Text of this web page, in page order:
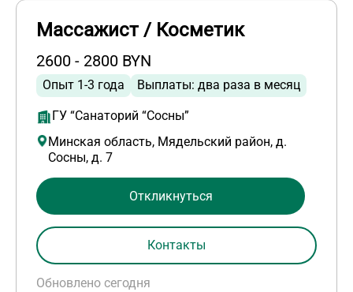
Массажист / Косметик
2600 - 2800 BYN
Опыт 1-3 года Выплаты: два раза в месяц
ГУ “Санаторий “Сосны”
Минская область, Мядельский район, д.
Сосны, д. 7
Обновлено сегодня
Откликнуться
Контакты